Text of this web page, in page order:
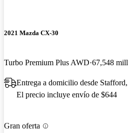
2021 Mazda CX-30
Turbo Premium Plus AWD 67,548
Entrega a domicilio desde
El precio incluye envío de $644
Gran oferta